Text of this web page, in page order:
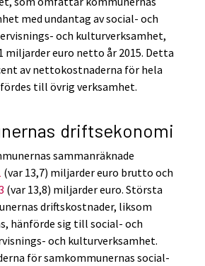
med undantag av social- och
och kulturverksamhet,
euro netto år 2015. Detta
av nettokostnaderna för hela
till övrig verksamhet.
driftsekonomi
sammanräknade
(var 13,7) miljarder euro brutto och
(var 13,8) miljarder euro. Största
driftskostnader, liksom
hänförde sig till social- och
och kulturverksamhet.
för samkommunernas social-